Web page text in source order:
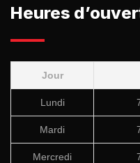
Heures
Jour
Lundi
Mardi
Mercredi